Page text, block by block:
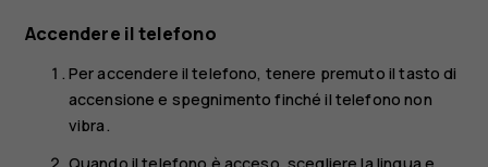
Accendere il telefono
Per accendere il telefono, tenere premuto il tasto di
accensione e spegnimento finché il telefono non
vibra.